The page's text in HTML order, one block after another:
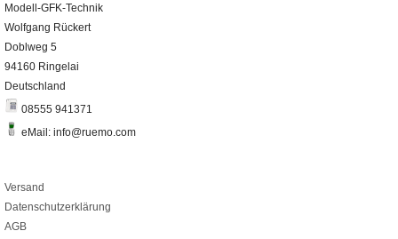
Modell-GFK-Technik
Wolfgang Rückert
Doblweg 5
94160 Ringelai
Deutschland
08555 941371
eMail: info@ruemo.com
Versand
Datenschutzerklärung
AGB